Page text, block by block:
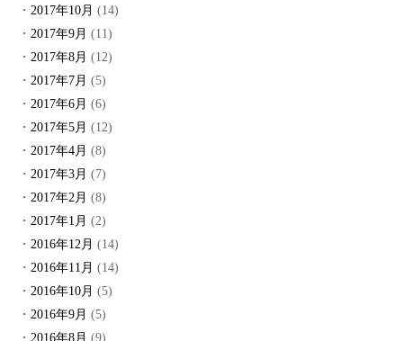
2017年10月 (14)
2017年9月 (11)
2017年8月 (12)
2017年7月 (5)
2017年6月 (6)
2017年5月 (12)
2017年4月 (8)
2017年3月 (7)
2017年2月 (8)
2017年1月 (2)
2016年12月 (14)
2016年11月 (14)
2016年10月 (5)
2016年9月 (5)
2016年8月 (9)